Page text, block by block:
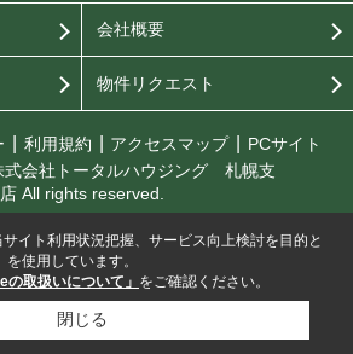
会社概要
物件リクエスト
利用規約 アクセスマップ
PCサイト
式会社トータルハウジング 札幌支
店 All rights reserved.
イト利用状況把握、サービス向上検討を目的と
使用しています。
の取扱いについて」 をご確認ください。
閉じる